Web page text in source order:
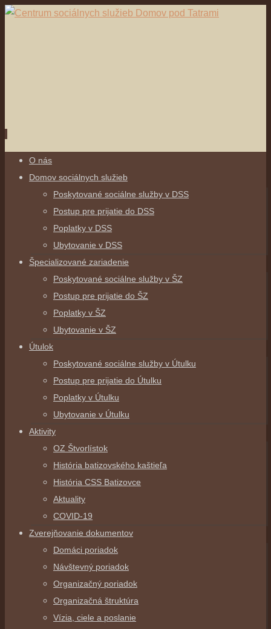
Skip
O nás
Domov sociálnych služieb
Poskytované sociálne služby v DSS
Postup pre prijatie do DSS
Poplatky v DSS
Ubytovanie v DSS
Špecializované zariadenie
Poskytované sociálne služby v ŠZ
Postup pre prijatie do ŠZ
Poplatky v ŠZ
Ubytovanie v ŠZ
Útulok
Poskytované sociálne služby v Útulku
Postup pre prijatie do Útulku
Poplatky v Útulku
Ubytovanie v Útulku
Aktivity
OZ Štvorlístok
História batizovského kaštieľa
História CSS Batizovce
Aktuality
COVID-19
Zverejňovanie dokumentov
Domáci poriadok
Návštevný poriadok
Organizačný poriadok
Organizačná štruktúra
Vízia, ciele a poslanie